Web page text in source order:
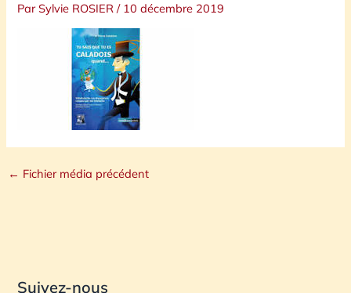
ParSylvie ROSIER/ 10 décembre 2019
← Fichier média précédent
Suivez-nous